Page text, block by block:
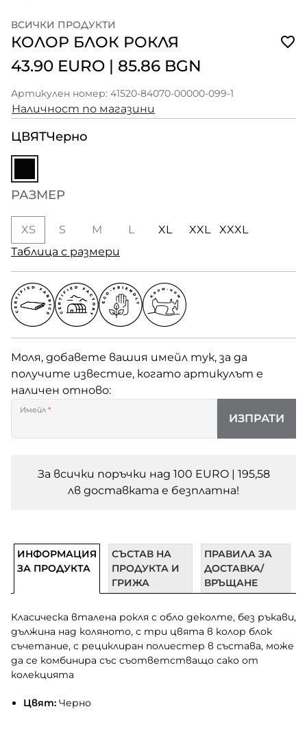
ВСИЧКИ ПРОДУКТИ
КОЛОР БЛОК РОКЛЯ
43.90 EURO | 85.86 BGN
Артикулен номер: 41520-84070-00000-099-1
Наличност по магазини
ЦВЯТЧерно
РАЗМЕР
XS S M L XL XXL
XXXL
Таблица с размери
Моля, добавете вашия имейл тук, за да
получите известие, когато артикулът е
наличен отново:
Имейл *
ИЗПРАТИ
За всички поръчки над 100 EURO | 195,58
лв доставката e безплатна!
ИНФОРМАЦИЯ
ЗА ПРОДУКТА
СЪСТАВ НА
ПРОДУКТА И
ГРИЖА
ПРАВИЛА ЗА
ДОСТАВКА/
ВРЪЩАНЕ
Класическа вталена рокля с обло деколте, без ръкави,
дължина над коляното, с три цвята в колор блок
съчетание, с рециклиран полиестер в състава, може
да се комбинира със съответстващо сако от
колекцията
Цвят:Черно